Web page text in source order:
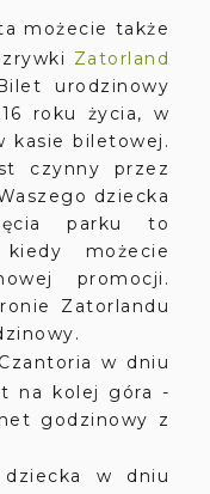
możecie także
Zatorland
urodzinowy
roku życia, w
kasie biletowej.
czynny przez
dziecka
parku to
możecie
promocji.
Zatorlandu
w dniu
na kolej góra -
godzinowy z
w dniu